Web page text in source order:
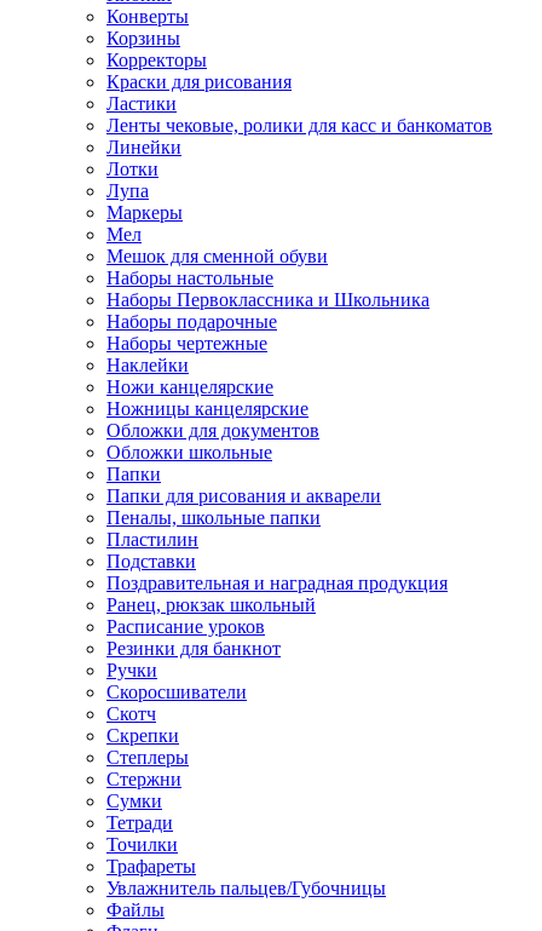
Конверты
Корзины
Корректоры
Краски для рисования
Ластики
Ленты чековые, ролики для касс и банкоматов
Линейки
Лотки
Лупа
Маркеры
Мел
Мешок для сменной обуви
Наборы настольные
Наборы Первоклассника и Школьника
Наборы подарочные
Наборы чертежные
Наклейки
Ножи канцелярские
Ножницы канцелярские
Обложки для документов
Обложки школьные
Папки
Папки для рисования и акварели
Пеналы, школьные папки
Пластилин
Подставки
Поздравительная и наградная продукция
Ранец, рюкзак школьный
Расписание уроков
Резинки для банкнот
Ручки
Скоросшиватели
Скотч
Скрепки
Степлеры
Стержни
Сумки
Тетради
Точилки
Трафареты
Увлажнитель пальцев/Губочницы
Файлы